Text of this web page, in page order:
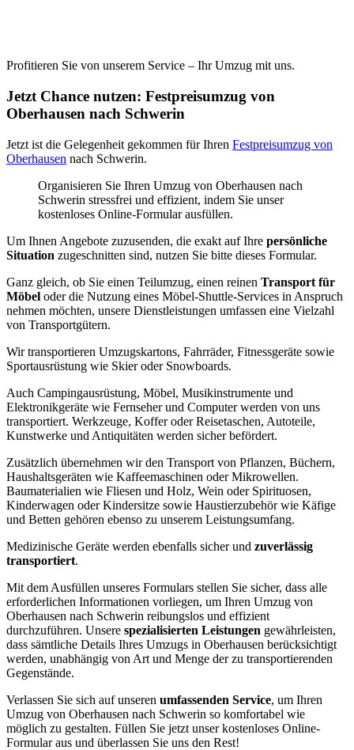
Profitieren Sie von unserem Service – Ihr Umzug mit uns.
Jetzt Chance nutzen: Festpreisumzug von
Oberhausen nach Schwerin
Jetzt ist die Gelegenheit gekommen für Ihren Festpreisumzug von
Oberhausen nach Schwerin.
Organisieren Sie Ihren Umzug von Oberhausen nach
Schwerin stressfrei und effizient, indem Sie unser
kostenloses Online-Formular ausfüllen.
Um Ihnen Angebote zuzusenden, die exakt auf Ihre persönliche
Situation zugeschnitten sind, nutzen Sie bitte dieses Formular.
Ganz gleich, ob Sie einen Teilumzug, einen reinen Transport für
Möbel oder die Nutzung eines Möbel-Shuttle-Services in Anspruch
nehmen möchten, unsere Dienstleistungen umfassen eine Vielzahl
von Transportgütern.
Wir transportieren Umzugskartons, Fahrräder, Fitnessgeräte sowie
Sportausrüstung wie Skier oder Snowboards.
Auch Campingausrüstung, Möbel, Musikinstrumente und
Elektronikgeräte wie Fernseher und Computer werden von uns
transportiert. Werkzeuge, Koffer oder Reisetaschen, Autoteile,
Kunstwerke und Antiquitäten werden sicher befördert.
Zusätzlich übernehmen wir den Transport von Pflanzen, Büchern,
Haushaltsgeräten wie Kaffeemaschinen oder Mikrowellen.
Baumaterialien wie Fliesen und Holz, Wein oder Spirituosen,
Kinderwagen oder Kindersitze sowie Haustierzubehör wie Käfige
und Betten gehören ebenso zu unserem Leistungsumfang.
Medizinische Geräte werden ebenfalls sicher und zuverlässig
transportiert.
Mit dem Ausfüllen unseres Formulars stellen Sie sicher, dass alle
erforderlichen Informationen vorliegen, um Ihren Umzug von
Oberhausen nach Schwerin reibungslos und effizient
durchzuführen. Unsere spezialisierten Leistungen gewährleisten,
dass sämtliche Details Ihres Umzugs in Oberhausen berücksichtigt
werden, unabhängig von Art und Menge der zu transportierenden
Gegenstände.
Verlassen Sie sich auf unseren umfassenden Service, um Ihren
Umzug von Oberhausen nach Schwerin so komfortabel wie
möglich zu gestalten. Füllen Sie jetzt unser kostenloses Online-
Formular aus und überlassen Sie uns den Rest!